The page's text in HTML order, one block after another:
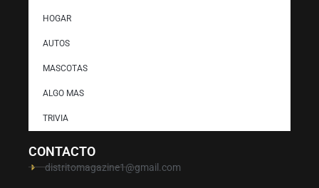
HOGAR
AUTOS
MASCOTAS
ALGO MAS
TRIVIA
CONTACTO
distritomagazine1@gmail.com